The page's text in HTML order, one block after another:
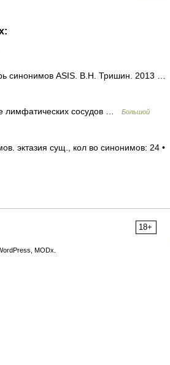
синонимов ASIS. В.Н. Тришин. 2013 …
лимфатических сосудов …
Большой
эктазия сущ., кол во синонимов: 24 •
18+
MODx.